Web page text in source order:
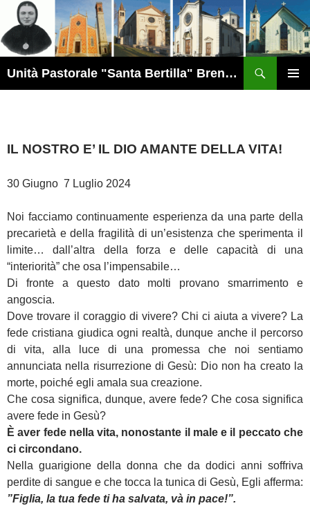
contenuto
Unità Pastorale "Santa Bertilla" Brendola
IL NOSTRO E’ IL DIO AMANTE DELLA VITA!
30 Giugno 7 Luglio 2024
Noi facciamo continuamente esperienza da una parte della
precarietà e della fragilità di un’esistenza che sperimenta il
limite… dall’altra della forza e delle capacità di una
“interiorità” che osa l’impensabile…
Di fronte a questo dato molti provano smarrimento e
angoscia.
Dove trovare il coraggio di vivere? Chi ci aiuta a vivere? La
fedecristiana giudica ogni realtà, dunque anche il percorso
di vita, alla luce di una promessa che noi sentiamo
annunciata nella risurrezione di Gesù: Dio non ha creato la
morte, poiché egli amala sua creazione.
Che cosa significa, dunque, avere fede? Che cosa significa
avere fede in Gesù?
È aver fede nella vita, nonostante il male e il peccato che
ci circondano.
Nella guarigione della donna che da dodici anni soffriva
perdite di sangue e che tocca la tunica di Gesù, Egli afferma:
”Figlia, la tua fede ti ha salvata, và in pace!”.